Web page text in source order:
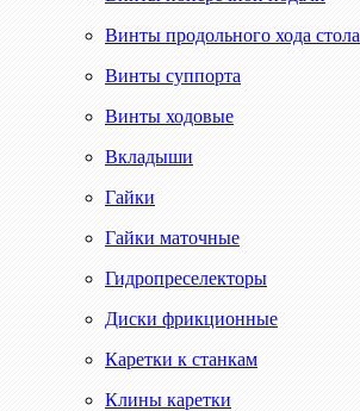
Винты продольного хода стола
Винты суппорта
Винты ходовые
Вкладыши
Гайки
Гайки маточные
Гидропреселекторы
Диски фрикционные
Каретки к станкам
Клины каретки